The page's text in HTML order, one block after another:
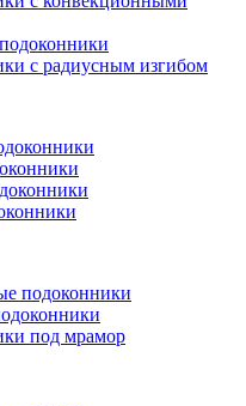
с радиусным изгибом
подоконники
под мрамор